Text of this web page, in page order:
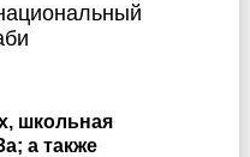
школьная
а также